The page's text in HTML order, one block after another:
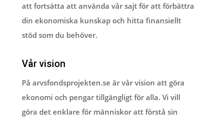
att fortsätta att använda vår sajt för att förbättra
din ekonomiska kunskap och hitta finansiellt
stöd som du behöver.
Vår vision
På arvsfondsprojekten.se är vår vision att göra
ekonomi och pengar tillgängligt för alla. Vi vill
göra det enklare för människor att förstå sin